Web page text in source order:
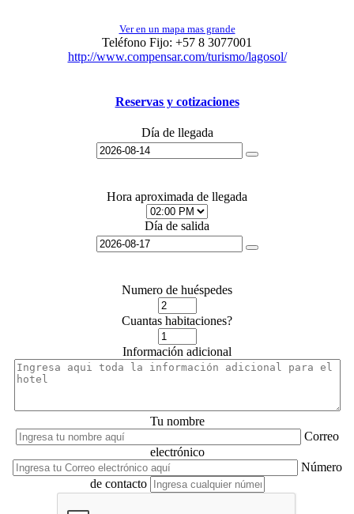
Ver en un mapa mas grande
Teléfono Fijo: +57 8 3077001
http://www.compensar.com/turismo/lagosol/
Reservas y cotizaciones
Día de llegada
Hora aproximada de llegada
Día de salida
Numero de huéspedes
Cuantas habitaciones?
Información adicional
Tu nombre
Correo
electrónico
Número
de contacto